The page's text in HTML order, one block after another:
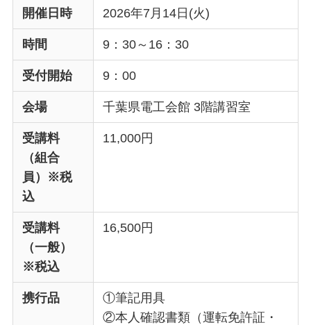
開催日時 2026年7月14日(火)
時間 9：30～16：30
受付開始 9：00
会場 千葉県電工会館 3階講習室
受講料
（組合
員）※税
込
11,000円
受講料
（一般）
※税込
16,500円
携行品
①筆記用具
②本人確認書類（運転免許証・